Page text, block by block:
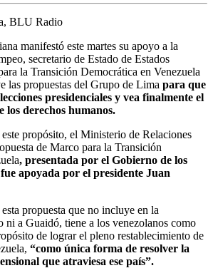
BLU Radio
manifestó este martes su apoyo a la
secretario de Estado de Estados
la Transición Democrática en Venezuela
las propuestas del Grupo de Lima para que
presidenciales y vea finalmente el
los derechos humanos.
propósito, el Ministerio de Relaciones
de Marco para la Transición
, presentada por el Gobierno de los
apoyada por el presidente Juan
propuesta que no incluye en la
ni a Guaidó, tiene a los venezolanos como
de lograr el pleno restablecimiento de
“como única forma de resolver la
que atraviesa ese país”.